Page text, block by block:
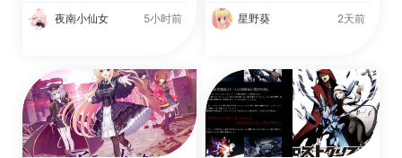
夜南小仙女 5小时前 星野葵 2天前